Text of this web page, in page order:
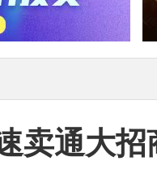
卖通大